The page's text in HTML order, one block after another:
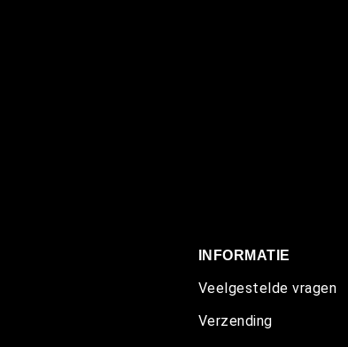
INFORMATIE
Veelgestelde vragen
Verzending